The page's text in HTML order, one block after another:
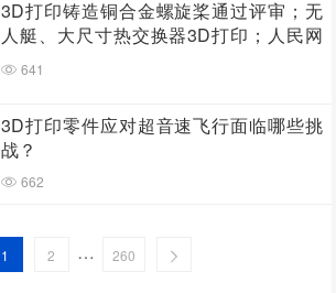
3D打印铸造铜合金螺旋桨通过评审；无
人艇、大尺寸热交换器3D打印；人民网
报道两家3D打印企业
641
3D打印零件应对超音速飞行面临哪些挑
战？
662
1 2 … 260